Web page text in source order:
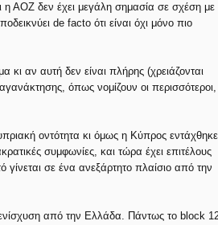
η ΑΟΖ δεν έχει μεγάλη σημασία σε σχέση με
de facto ότι είναι όχι μόνο πιο
αν αυτή δεν είναι πλήρης (χρειάζονται
όπως νομίζουν οι περισσότεροι,
οντότητα κι όμως η Κύπρος εντάχθηκε
συμφωνίες, και τώρα έχει επιτέλους
γίνεται σε ένα ανεξάρτητο πλαίσιο από την
από την Ελλάδα. Πάντως το block